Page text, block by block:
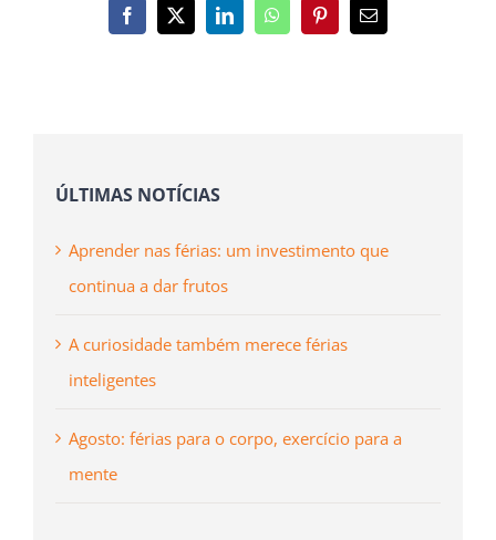
Facebook
X LinkedInWhatsAppPinterestEmail
ÚLTIMAS NOTÍCIAS
Aprender nas férias: um investimento que
continua a dar frutos
A curiosidade também merece férias
inteligentes
Agosto: férias para o corpo, exercício para a
mente